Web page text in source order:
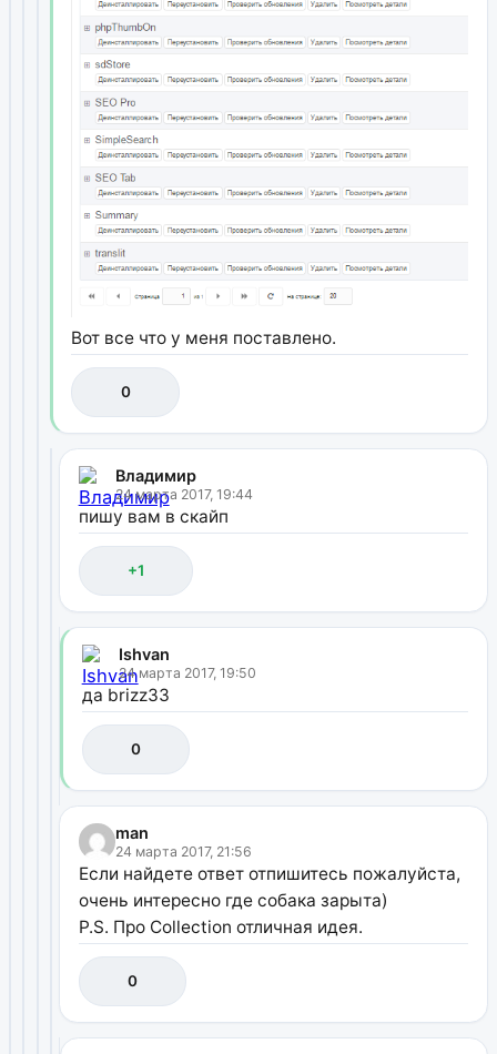
Вот все что у меня поставлено.
0
Владимир
24 марта 2017, 19:44
пишу вам в скайп
+1
Ishvan
24 марта 2017, 19:50
да brizz33
0
man
24 марта 2017, 21:56
Если найдете ответ отпишитесь пожалуйста,
очень интересно где собака зарыта)
P.S. Про Collection отличная идея.
0